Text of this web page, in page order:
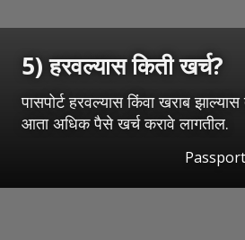
5) हरवल्यास किती खर्च?
पासपोर्ट हरवल्यास किंवा खराब झाल्यास
आता अधिक पैसे खर्च करावे लागतील.